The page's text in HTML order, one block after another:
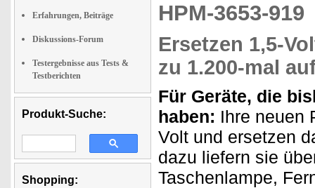
Erfahrungen, Beiträge
Diskussions-Forum
Testergebnisse aus Tests &
Testberichten
Produkt-Suche:
Shopping:
HPM-3653-
Ersetzen 1,5-
zu 1.200-mal
Für Geräte, die
haben: Ihre neuen
Volt und ersetzen
dazu liefern sie
Taschenlampe,